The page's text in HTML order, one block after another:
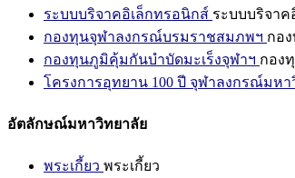
ระบบบริจาคอิเล็กทรอนิกส์ ระบบบริจา
กองทุนจุฬาลงกรณ์บรมราชสมภพฯ กอ
กองทุนภูมิคุ้มกันบำบัดมะเร็งจุฬาฯ กอง
โครงการอุทยาน 100 ปี จุฬาลงกรณ์มหา
อัตลักษณ์มหาวิทยาลัย
พระเกี้ยว พระเกี้ยว